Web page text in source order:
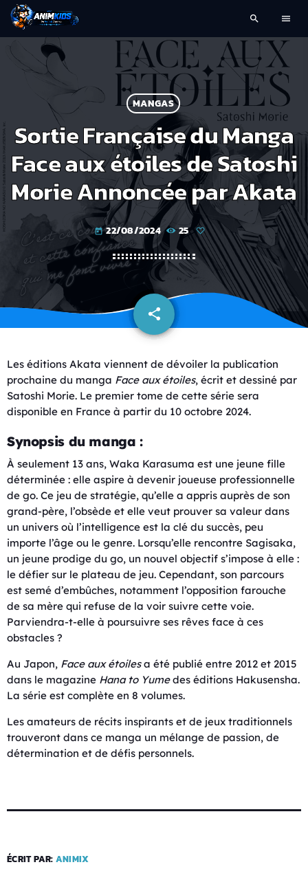
search menu
MANGAS
Sortie Française du Manga
Face aux étoiles de Satoshi
Morie Annoncée par Akata
today 22/08/2024 25
share
email
Les éditions Akata viennent de dévoiler la publication
prochaine du manga Face aux étoiles, écrit et dessiné par
Satoshi Morie. Le premier tome de cette série sera
disponible en France à partir du 10 octobre 2024.
Synopsis du manga :
À seulement 13 ans, Waka Karasuma est une jeune fille
déterminée : elle aspire à devenir joueuse professionnelle
de go. Ce jeu de stratégie, qu’elle a appris auprès de son
grand-père, l’obsède et elle veut prouver sa valeur dans
un univers où l’intelligence est la clé du succès, peu
importe l’âge ou le genre. Lorsqu’elle rencontre Sagisaka,
un jeune prodige du go, un nouvel objectif s’impose à elle :
le défier sur le plateau de jeu. Cependant, son parcours
est semé d’embûches, notamment l’opposition farouche
de sa mère qui refuse de la voir suivre cette voie.
Parviendra-t-elle à poursuivre ses rêves face à ces
obstacles ?
Au Japon, Face aux étoilesa été publié entre 2012 et 2015
dans le magazine Hana to Yumedes éditions Hakusensha.
La série est complète en 8 volumes.
Les amateurs de récits inspirants et de jeux traditionnels
trouveront dans ce manga un mélange de passion, de
détermination et de défis personnels.
ÉCRIT PAR: ANIMIX